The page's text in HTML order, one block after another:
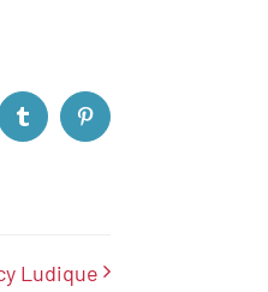
Tumblr Pinterest
Ludique